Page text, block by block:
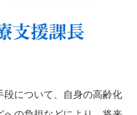
について、自身の高齢化